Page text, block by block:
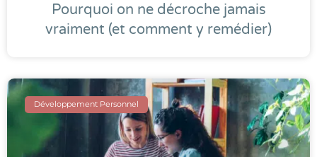
Pourquoi on ne décroche jamais
vraiment (et comment y remédier)
Développement Personnel